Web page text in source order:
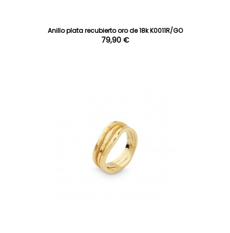
Anillo plata recubierto oro de 18k K0011R/GO
79,90 €